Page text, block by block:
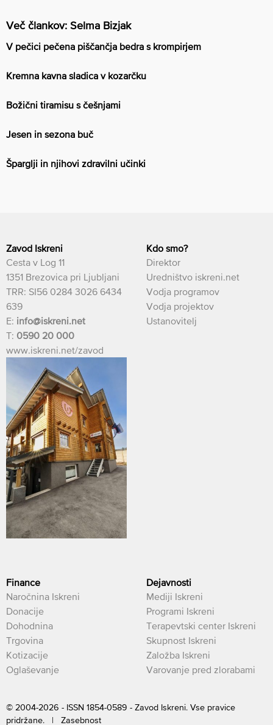
Več člankov: Selma Bizjak
V pečici pečena piščančja bedra s krompirjem
Kremna kavna sladica v kozarčku
Božični tiramisu s češnjami
Jesen in sezona buč
Šparglji in njihovi zdravilni učinki
Zavod Iskreni
Cesta v Log 11
1351 Brezovica pri Ljubljani
TRR: SI56 0284 3026 6434
639
E: info@iskreni.net
T: 0590 20 000
www.iskreni.net/zavod
Kdo smo?
Direktor
Uredništvo iskreni.net
Vodja programov
Vodja projektov
Ustanovitelj
Finance
Naročnina Iskreni
Donacije
Dohodnina
Trgovina
Kotizacije
Oglaševanje
Dejavnosti
Mediji Iskreni
Programi Iskreni
Terapevtski center Iskreni
Skupnost Iskreni
Založba Iskreni
Varovanje pred zlorabami
© 2004-2026 - ISSN 1854-0589 - Zavod Iskreni. Vse pravice
pridržane. | Zasebnost